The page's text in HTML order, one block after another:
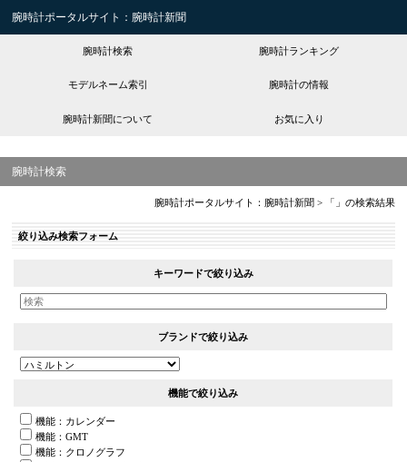
腕時計ポータルサイト：腕時計新聞
腕時計検索 腕時計ランキング
モデルネーム索引 腕時計の情報
腕時計新聞について お気に入り
腕時計検索
腕時計ポータルサイト：腕時計新聞 > 「」の検索結果
絞り込み検索フォーム
キーワードで絞り込み
ブランドで絞り込み
機能で絞り込み
機能：カレンダー
機能：GMT
機能：クロノグラフ